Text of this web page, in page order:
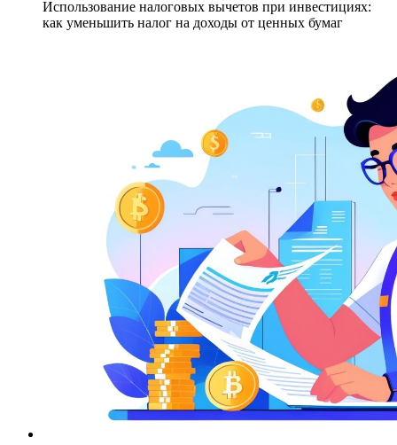
Использование налоговых вычетов при инвестициях:
как уменьшить налог на доходы от ценных бумаг